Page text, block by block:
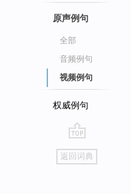
原声例句
全部
音频例句
视频例句
权威例句
go
top
返回词典